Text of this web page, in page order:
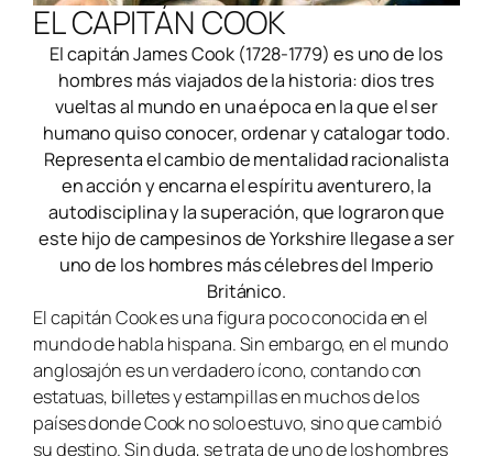
EL CAPITÁN COOK
El capitán James Cook (1728-1779) es uno de los
hombres más viajados de la historia: dios tres
vueltas al mundo en una época en la que el ser
humano quiso conocer, ordenar y catalogar todo.
Representa el cambio de mentalidad racionalista
en acción y encarna el espíritu aventurero, la
autodisciplina y la superación, que lograron que
este hijo de campesinos de Yorkshire llegase a ser
uno de los hombres más célebres del Imperio
Británico.
El capitán Cook es una figura poco conocida en el
mundo de habla hispana. Sin embargo, en el mundo
anglosajón es un verdadero ícono, contando con
estatuas, billetes y estampillas en muchos de los
países donde Cook no solo estuvo, sino que cambió
su destino. Sin duda, se trata de uno de los hombres